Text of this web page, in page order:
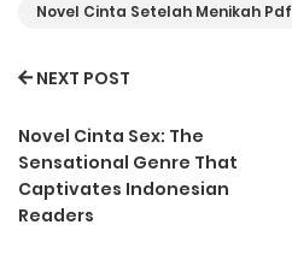
Novel Cinta Setelah Menikah Pdf
NEXT POST
Novel Cinta Sex: The
Sensational Genre That
Captivates Indonesian
Readers